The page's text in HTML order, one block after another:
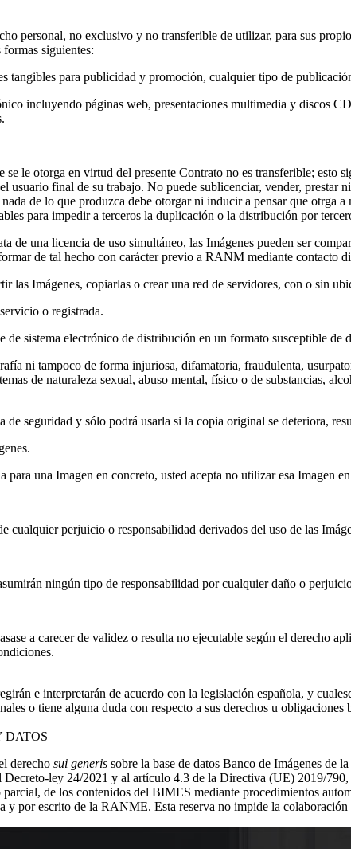
personal, no exclusivo y no transferible de utilizar, para sus
siguientes:
tangibles para publicidad y promoción, cualquier tipo de
incluyendo páginas web, presentaciones multimedia y discos
le otorga en virtud del presente Contrato no es transferible; esto
usuario final de su trabajo. No puede sublicenciar, vender,
de lo que produzca debe otorgar ni inducir a pensar que otrga
para impedir a terceros la duplicación o la distribución por
de una licencia de uso simultáneo, las Imágenes pueden ser
de tal hecho con carácter previo a RANM mediante contacto
las Imágenes, copiarlas o crear una red de servidores, con o sin
o registrada.
sistema electrónico de distribución en un formato susceptible de
ni tampoco de forma injuriosa, difamatoria, fraudulenta,
de naturaleza sexual, abuso mental, físico o de substancias,
seguridad y sólo podrá usarla si la copia original se deteriora,
una Imagen en concreto, usted acepta no utilizar esa Imagen
perjuicio o responsabilidad derivados del uso de las
ningún tipo de responsabilidad por cualquier daño o
a carecer de validez o resulta no ejecutable según el derecho
e interpretarán de acuerdo con la legislación española, y
o tiene alguna duda con respecto a sus derechos u
DATOS
derecho sui generis sobre la base de datos Banco de Imágenes de
ley 24/2021 y al artículo 4.3 de la Directiva (UE) 2019/
de los contenidos del BIMES mediante procedimientos
por escrito de la RANME. Esta reserva no impide la